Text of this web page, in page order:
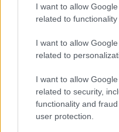
I want to allow
related to
I want to allow
related to
I want to allow
related to security,
functionality and
user protection.
Kedd este
gyűlést Magyar